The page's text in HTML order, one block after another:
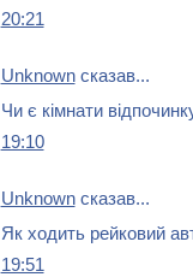
20:21
Unknownсказав...
Чи є кімнати
19:10
Unknownсказав...
Як ходить рейковий
19:51